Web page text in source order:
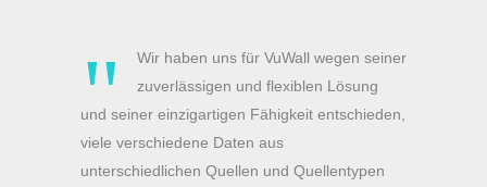
"
Wir haben uns für VuWall wegen seiner
zuverlässigen und flexiblen Lösung
und seiner einzigartigen Fähigkeit entschieden,
viele verschiedene Daten aus
unterschiedlichen Quellen und Quellentypen